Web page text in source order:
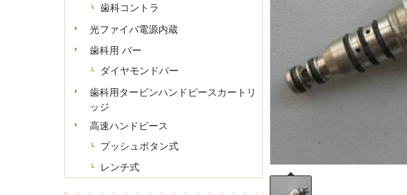
歯科コントラ
光ファイバ電源内蔵
歯科用 バー
ダイヤモンドバー
歯科用タービンハンドピースカートリ
ッジ
高速ハンドピース
プッシュボタン式
レンチ式